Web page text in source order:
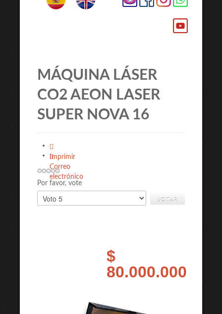
MÁQUINA LÁSER
CO2 AEON LASER
SUPER NOVA 16
Imprimir
Correo
electrónico
Por favor, vote
$
80.000.000